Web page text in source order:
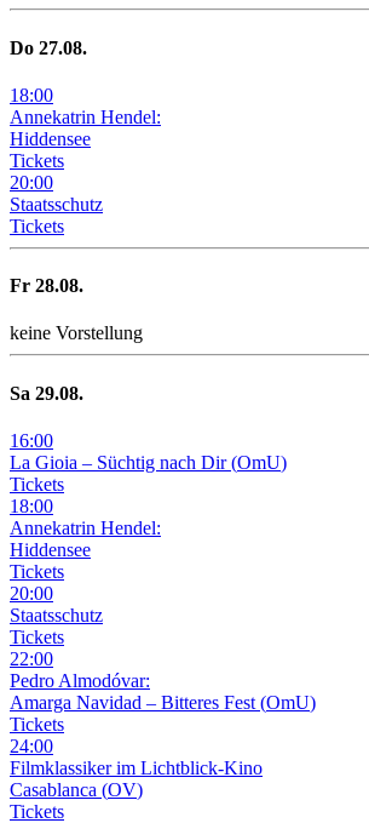
Do 27.08.
18:00
Annekatrin Hendel:
Hiddensee
Tickets
20:00
Staatsschutz
Tickets
Fr 28.08.
keine Vorstellung
Sa 29.08.
16:00
La Gioia – Süchtig nach Dir (OmU)
Tickets
18:00
Annekatrin Hendel:
Hiddensee
Tickets
20:00
Staatsschutz
Tickets
22:00
Pedro Almodóvar:
Amarga Navidad – Bitteres Fest (OmU)
Tickets
24:00
Filmklassiker im Lichtblick-Kino
Casablanca (OV)
Tickets